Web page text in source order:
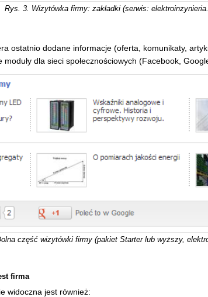
Rys. 3. Wizytówka firmy: zakładki (serwis:
ostatnio dodane informacje (oferta, komunikaty,
dla sieci społecznościowych (Facebook,
część wizytówki firmy (pakiet Starter lub wyższy,
firma
widoczna jest również: